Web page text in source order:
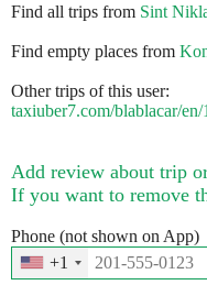
Find all trips from Sint
Find empty places from
Other trips of this user:
taxiuber7.com/blablacar/en/
Add review about trip
If you want to remove
Phone (not shown on App)
+1